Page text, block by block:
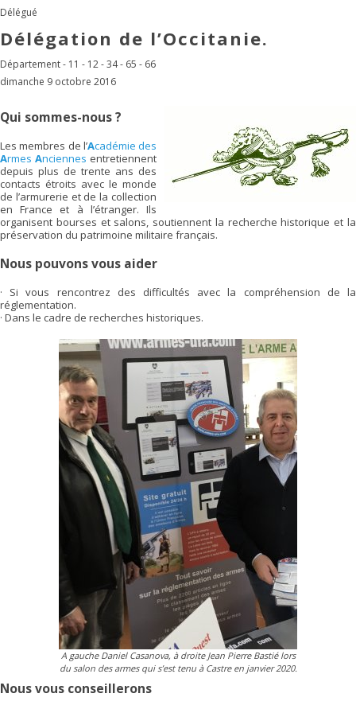
Délégué
Délégation de l’Occitanie.
Département - 11 - 12 - 34 - 65 - 66
dimanche 9 octobre 2016
Qui sommes-nous ?
Les membres de l’Académie des
Armes Anciennes entretiennent
depuis plus de trente ans des
contacts étroits avec le monde
de l’armurerie et de la collection
en France et à l’étranger. Ils
organisent bourses et salons, soutiennent la recherche historique et la
préservation du patrimoine militaire français.
Nous pouvons vous aider
· Si vous rencontrez des difficultés avec la compréhension de la
réglementation.
· Dans le cadre de recherches historiques.
A gauche Daniel Casanova, à droite Jean Pierre Bastié lors
du salon des armes qui s’est tenu à Castre en janvier 2020.
Nous vous conseillerons